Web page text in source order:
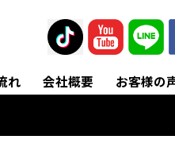
れ 会社概要 お客様の